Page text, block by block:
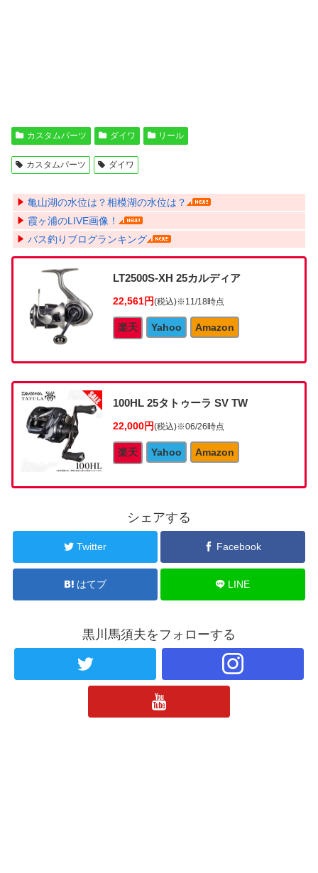
カスタムパーツ ダイワ リール
カスタムパーツ ダイワ
亀山湖の水位は？相模湖の水位は？
霞ヶ浦のLIVE画像！
バス釣りブログランキング
LT2500S-XH 25カルディア
22,561円(税込)※11/18時点
楽天 Yahoo Amazon
100HL 25タトゥーラ SV TW
22,000円(税込)※06/26時点
楽天 Yahoo Amazon
シェアする
Twitter Facebook
はてブ LINE
黒川馬須夫をフォローする